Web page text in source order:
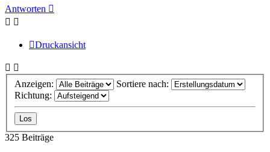
Antworten
Druckansicht
Anzeigen:
Sortiere nach:
Richtung:
325 Beiträge